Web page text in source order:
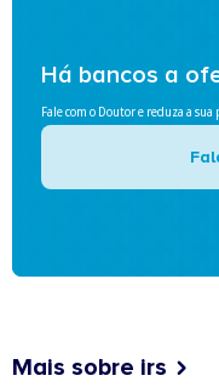
Há bancos a
Fale com o Doutor e reduza a sua
Mais sobre irs